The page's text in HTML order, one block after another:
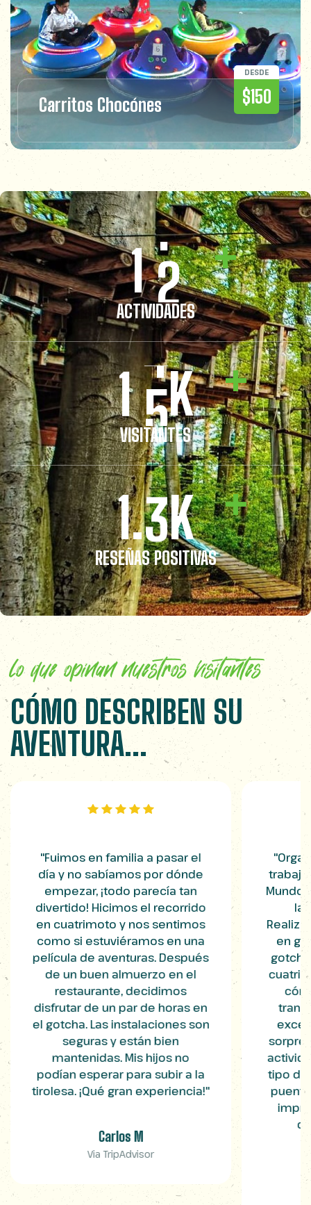
DESDE
$150
Carritos Chocónes
12 +
ACTIVIDADES
15K +
VISITANTES
1.3K +
RESEÑAS POSITIVAS
lo que opinan nuestros visitantes
CÓMO DESCRIBEN SU
AVENTURA...
"Fuimos en familia a pasar el
día y no sabíamos por dónde
empezar, ¡todo parecía tan
divertido! Hicimos el recorrido
en cuatrimoto y nos sentimos
como si estuviéramos en una
película de aventuras. Después
de un buen almuerzo en el
restaurante, decidimos
disfrutar de un par de horas en
el gotcha. Las instalaciones son
seguras y están bien
mantenidas. Mis hijos no
podían esperar para subir a la
tirolesa. ¡Qué gran experiencia!"
Carlos M
Via TripAdvisor
Mundo
la
en
tipo de